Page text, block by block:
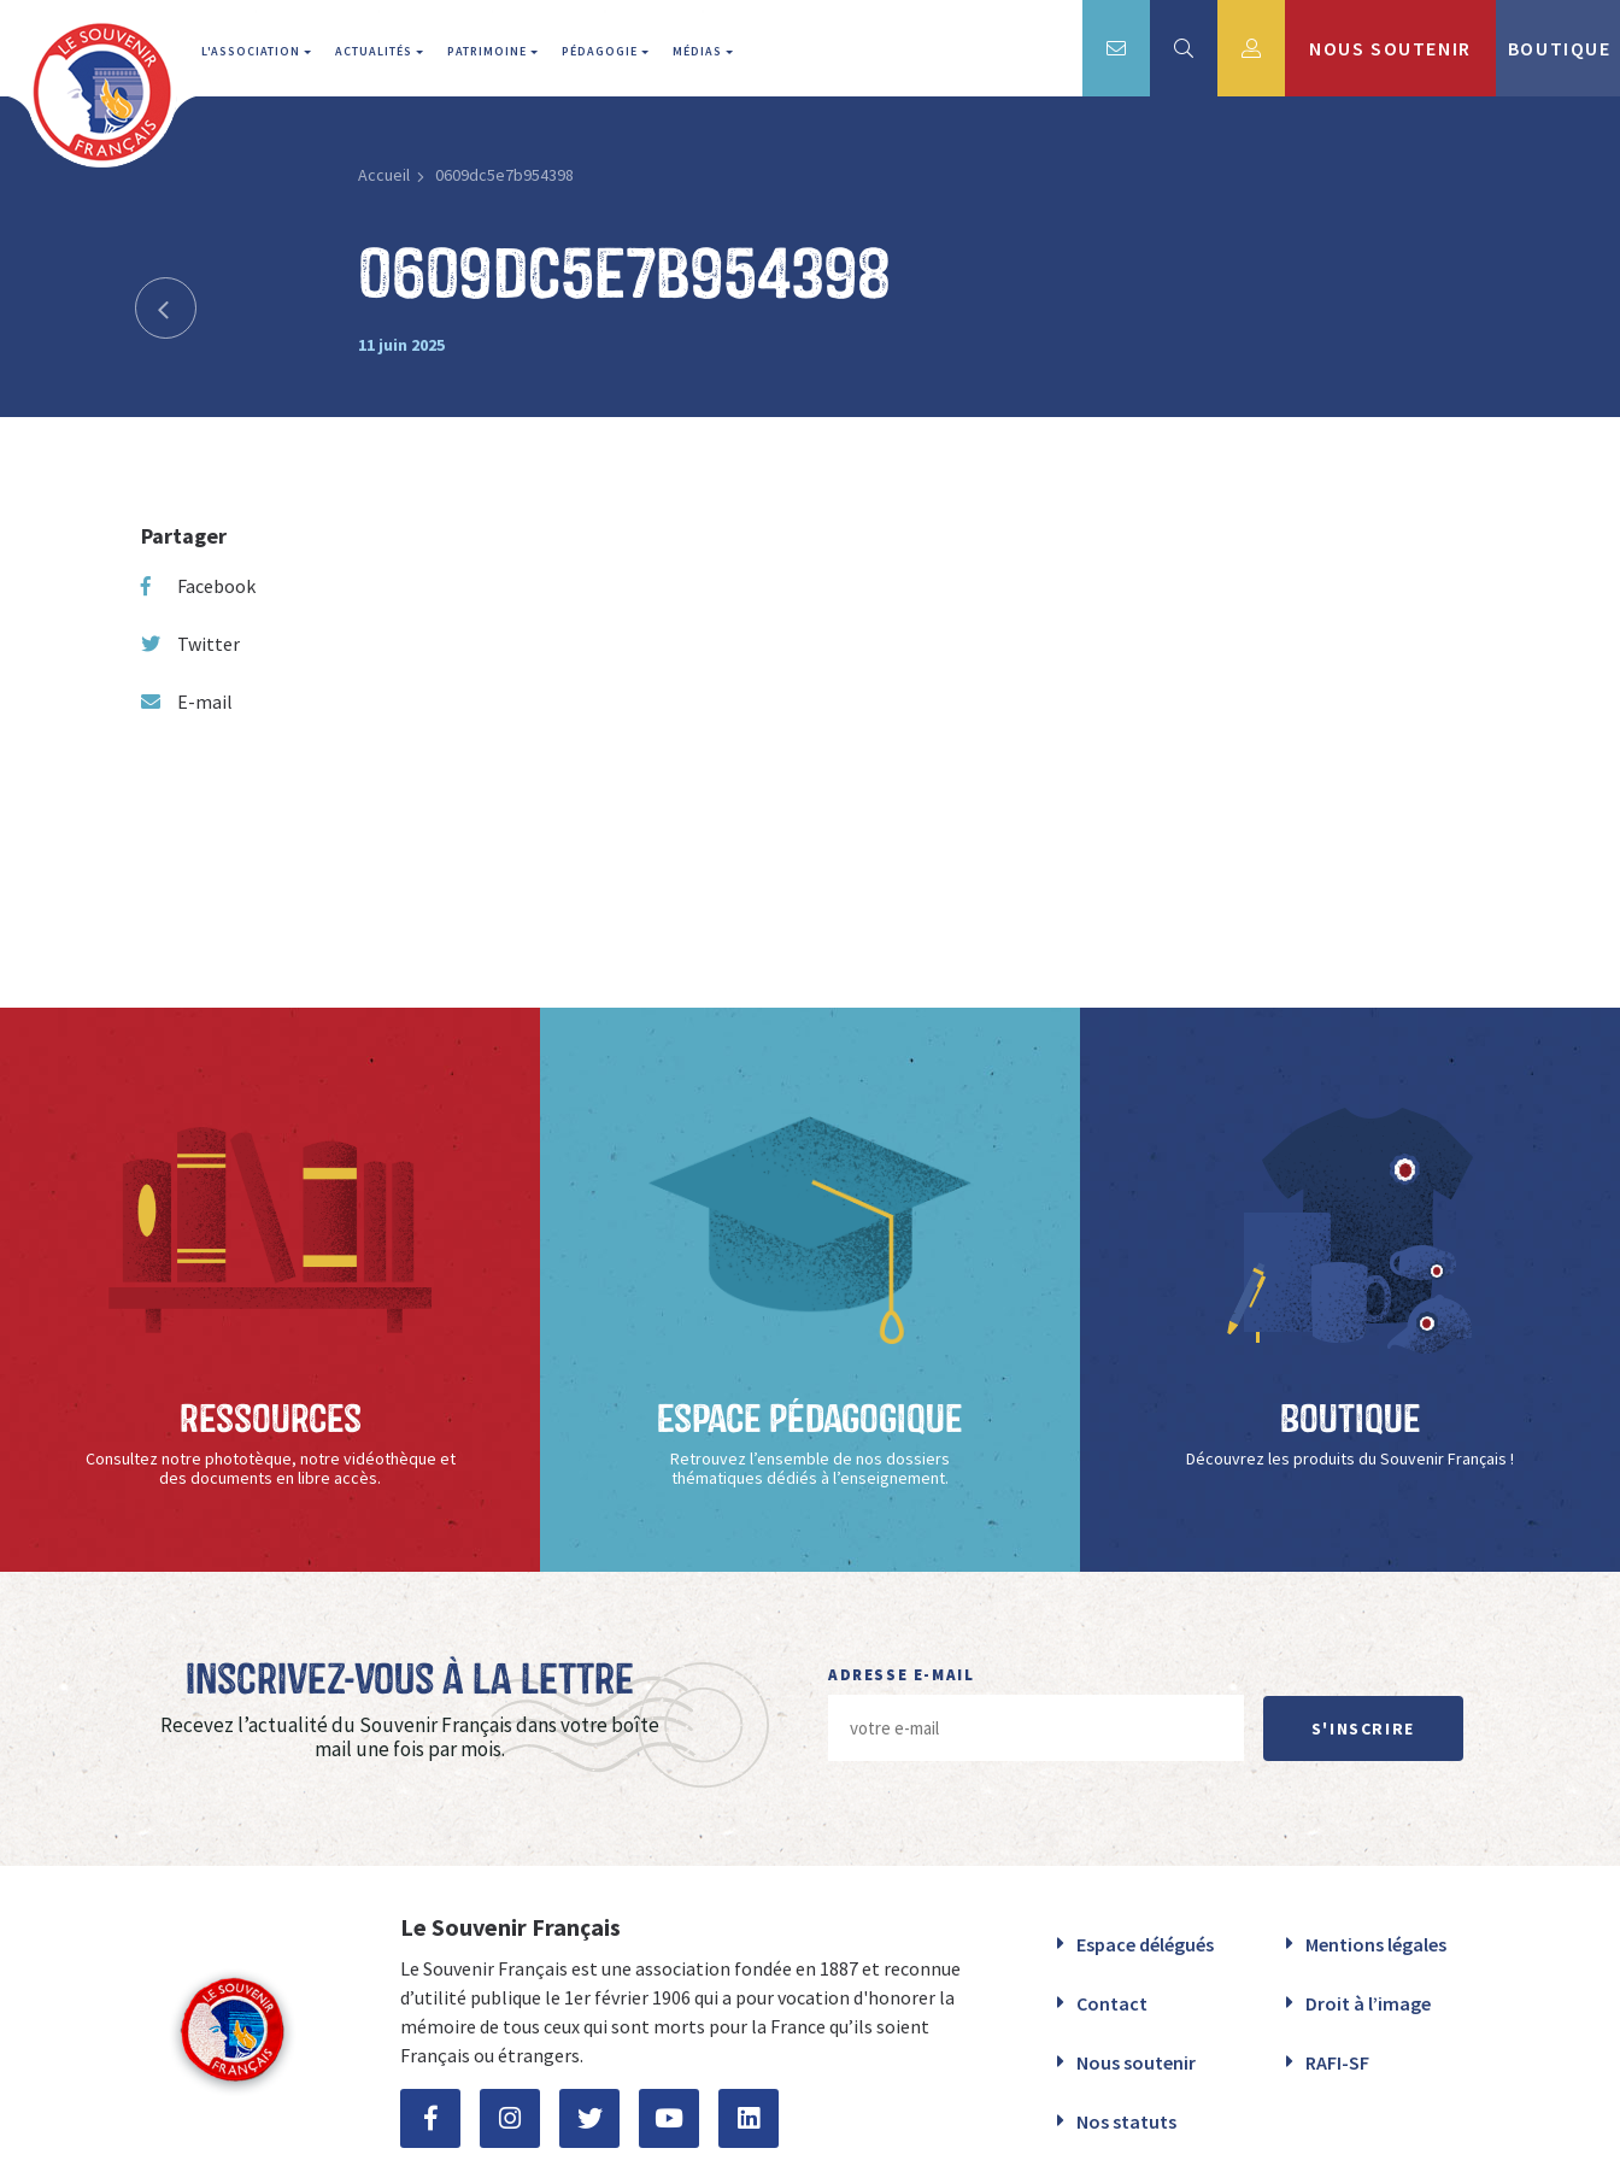
L'ASSOCIATION ACTUALITÉS PATRIMOINE PÉDAGOGIE MÉDIAS NOUS SOUTENIR BOUTIQUE
Accueil 0609dc5e7b954398
0609dc5e7b954398
11 juin 2025
Partager
Facebook
Twitter
E-mail
Ressources
Consultez notre phototèque, notre vidéothèque et
des documents en libre accès.
Espace Pédagogique
Retrouvez l’ensemble de nos dossiers
thématiques dédiés à l’enseignement.
Boutique
Découvrez les produits du Souvenir Français !
Inscrivez-vous à La Lettre
Recevez l’actualité du Souvenir Français dans votre boîte
mail une fois par mois.
ADRESSE E-MAIL
S'INSCRIRE
Le Souvenir Français
Le Souvenir Français est une association fondée en 1887 et reconnue
d’utilité publique le 1er février 1906 qui a pour vocation d'honorer la
mémoire de tous ceux qui sont morts pour la France qu’ils soient
Français ou étrangers.
Espace délégués Mentions légales
Contact Droit à l’image
Nous soutenir RAFI-SF
Nos statuts